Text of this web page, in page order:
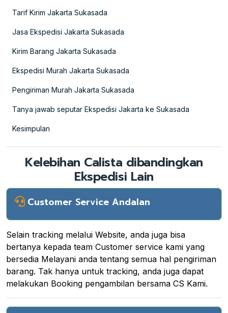
Tarif Kirim Jakarta Sukasada
Jasa Ekspedisi Jakarta Sukasada
Kirim Barang Jakarta Sukasada
Ekspedisi Murah Jakarta Sukasada
Pengiriman Murah Jakarta Sukasada
Tanya jawab seputar Ekspedisi Jakarta ke Sukasada
Kesimpulan
Kelebihan Calista dibandingkan
Ekspedisi Lain
Customer Service Andalan
Selain tracking melalui Website, anda juga bisa
bertanya kepada team Customer service kami yang
bersedia Melayani anda tentang semua hal pengiriman
barang. Tak hanya untuk tracking, anda juga dapat
melakukan Booking pengambilan bersama CS Kami.